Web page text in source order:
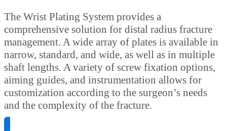
The Wrist Plating System provides a
comprehensive solution for distal radius fracture
management. A wide array of plates is available in
narrow, standard, and wide, as well as in multiple
shaft lengths. A variety of screw fixation options,
aiming guides, and instrumentation allows for
customization according to the surgeon’s needs
and the complexity of the fracture.